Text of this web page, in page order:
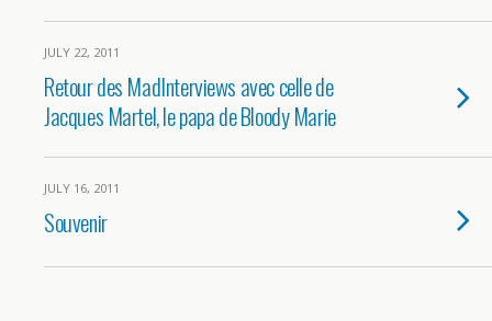
JULY 22, 2011
Retour des MadInterviews avec celle de
Jacques Martel, le papa de Bloody Marie
JULY 16, 2011
Souvenir